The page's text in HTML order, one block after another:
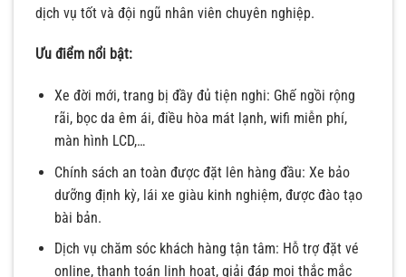
dịch vụ tốt và đội ngũ nhân viên chuyên nghiệp.
Ưu điểm nổi bật:
Xe đời mới, trang bị đầy đủ tiện nghi: Ghế ngồi rộng
rãi, bọc da êm ái, điều hòa mát lạnh, wifi miễn phí,
màn hình LCD,…
Chính sách an toàn được đặt lên hàng đầu: Xe bảo
dưỡng định kỳ, lái xe giàu kinh nghiệm, được đào tạo
bài bản.
Dịch vụ chăm sóc khách hàng tận tâm: Hỗ trợ đặt vé
online, thanh toán linh hoạt, giải đáp mọi thắc mắc